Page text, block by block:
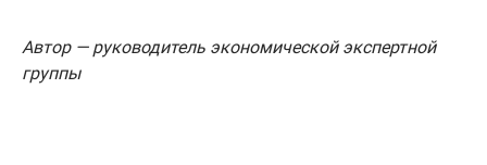
Автор — руководитель экономической экспертной
группы